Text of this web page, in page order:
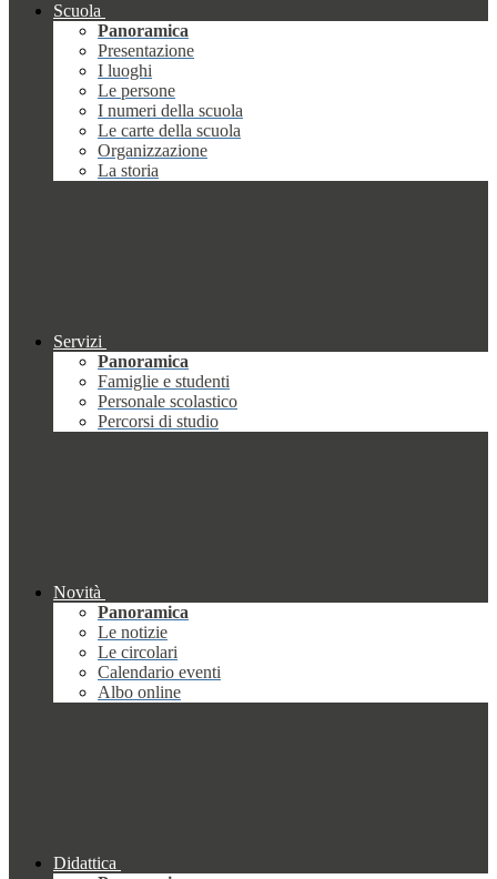
Scuola
Panoramica
Presentazione
I luoghi
Le persone
I numeri della scuola
Le carte della scuola
Organizzazione
La storia
Servizi
Panoramica
Famiglie e studenti
Personale scolastico
Percorsi di studio
Novità
Panoramica
Le notizie
Le circolari
Calendario eventi
Albo online
Didattica